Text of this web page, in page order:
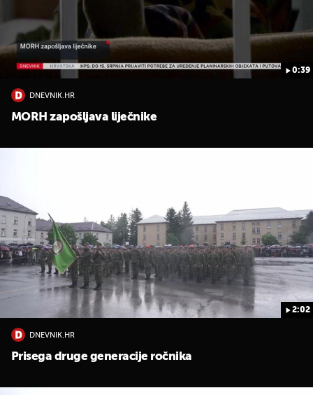
0:39
DNEVNIK.HR
MORH zapošljava liječnike
2:02
DNEVNIK.HR
Prisega druge generacije ročnika
UKLJUČITE NOTIFIKACIJE